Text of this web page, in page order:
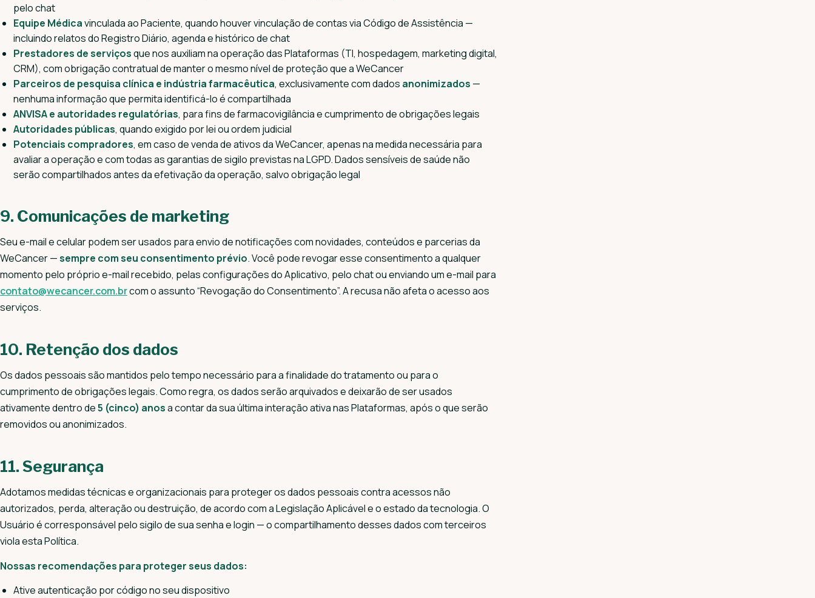
pelo chat
Equipe Médicavinculada ao Paciente, quando houver vinculação de contas via Código de Assistência —
incluindo relatos do Registro Diário, agenda e histórico de chat
Prestadores de serviçosque nos auxiliam na operação das Plataformas (TI, hospedagem, marketing digital,
CRM), com obrigação contratual de manter o mesmo nível de proteção que a WeCancer
Parceiros de pesquisa clínica e indústria farmacêutica, exclusivamente com dados anonimizados —
nenhuma informação que permita identificá-lo é compartilhada
ANVISA e autoridades regulatórias, para fins de farmacovigilância e cumprimento de obrigações legais
Autoridades públicas, quando exigido por lei ou ordem judicial
Potenciais compradores, em caso de venda de ativos da WeCancer, apenas na medida necessária para
avaliar a operação e com todas as garantias de sigilo previstas na LGPD. Dados sensíveis de saúde não
serão compartilhados antes da efetivação da operação, salvo obrigação legal
9. Comunicações de marketing
Seu e-mail e celular podem ser usados para envio de notificações com novidades, conteúdos e parcerias da
WeCancer —sempre com seu consentimento prévio. Você pode revogar esse consentimento a qualquer
momento pelo próprio e-mail recebido, pelas configurações do Aplicativo, pelo chat ou enviando um e-mail para
contato@wecancer.com.brcom o assunto “Revogação do Consentimento”. A recusa não afeta o acesso aos
serviços.
10. Retenção dos dados
Os dados pessoais são mantidos pelo tempo necessário para a finalidade do tratamento ou para o
cumprimento de obrigações legais. Como regra, os dados serão arquivados e deixarão de ser usados
ativamente dentro de5 (cinco) anosa contar da sua última interação ativa nas Plataformas, após o que serão
removidos ou anonimizados.
11. Segurança
Adotamos medidas técnicas e organizacionais para proteger os dados pessoais contra acessos não
autorizados, perda, alteração ou destruição, de acordo com a Legislação Aplicável e o estado da tecnologia. O
Usuário é corresponsável pelo sigilo de sua senha e login — o compartilhamento desses dados com terceiros
viola esta Política.
Nossas recomendações para proteger seus dados:
Ative autenticação por código no seu dispositivo